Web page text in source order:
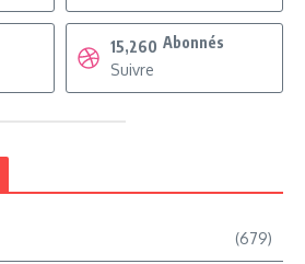
15,260 Abonnés
Suivre
(679)